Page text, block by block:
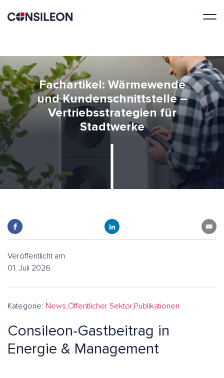
Fachartikel: Wärmewende
und Kundenschnittstelle –
Vertriebsstrategien für
Stadtwerke
Veröffentlicht am
01. Juli 2026
Kategorie: News,Öffentlicher Sektor,Publikationen
Consileon-Gastbeitrag in
Energie & Management